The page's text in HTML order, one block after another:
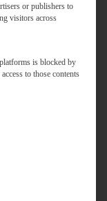
im
Zeit für die
für die Online-
selbst war
und
wie das
gleichzeitig
Parallel zur
or publishers to
visitors across
is blocked by
to those contents